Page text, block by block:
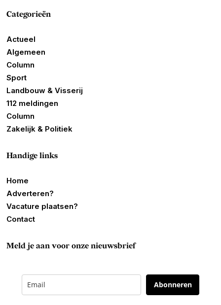
Categorieën
Actueel
Algemeen
Column
Sport
Landbouw & Visserij
112 meldingen
Column
Zakelijk & Politiek
Handige links
Home
Adverteren?
Vacature plaatsen?
Contact
Meld je aan voor onze nieuwsbrief
Abonneren